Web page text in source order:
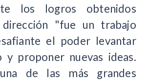
los logros obtenidos
"fue un trabajo
el poder levantar
y proponer nuevas ideas.
de las más grandes